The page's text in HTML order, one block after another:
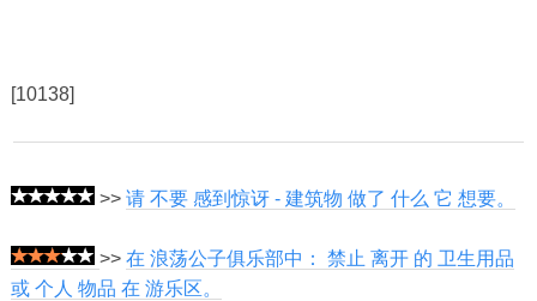
[10138]
>> 请 不要 感到惊讶 - 建筑物 做了 什么 它 想要。
>> 在 浪荡公子俱乐部中： 禁止 离开 的 卫生用品
或 个人 物品 在 游乐区。